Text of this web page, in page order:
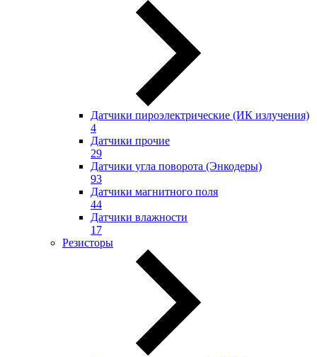
Датчики пироэлектрические (ИК излучения)
4
Датчики прочие
29
Датчики угла поворота (Энкодеры)
93
Датчики магнитного поля
44
Датчики влажности
17
Резисторы